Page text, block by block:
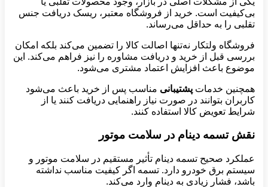
بی‌کیفیت است. خرید از فروشگاه معتبر، ریسک دریافت جنس
تقلبی را به حداقل می‌رساند.
فروشگاه ولتکار نه‌تنها اصالت کالا را تضمین می‌کند بلکه امکان
بررسی قبل از خرید و دریافت مشاوره را نیز فراهم می‌کند. این
موضوع باعث افزایش اعتماد مشتری می‌شود.
همچنین خدمات پشتیبانی مناسب پس از خرید باعث می‌شود
کاربران بتوانند در صورت نیاز راهنمایی دریافت کنند یا از
شرایط تعویض کالا استفاده کنند.
نقش تسمه دینام در سلامت موتور
عملکرد صحیح تسمه دینام تأثیر مستقیم در سلامت موتور و
سیستم برق خودرو دارد. تسمه اگر کیفیت مناسب نداشته
باشد، فشار زیادی به دینام وارد می‌کند.